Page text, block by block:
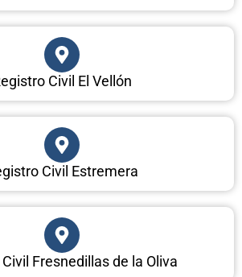
Civil El Vellón
Civil Estremera
Fresnedillas de la Oliva